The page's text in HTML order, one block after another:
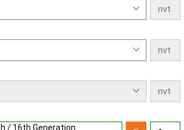
/ 16th Generation